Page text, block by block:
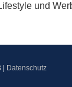
und
Datenschutz